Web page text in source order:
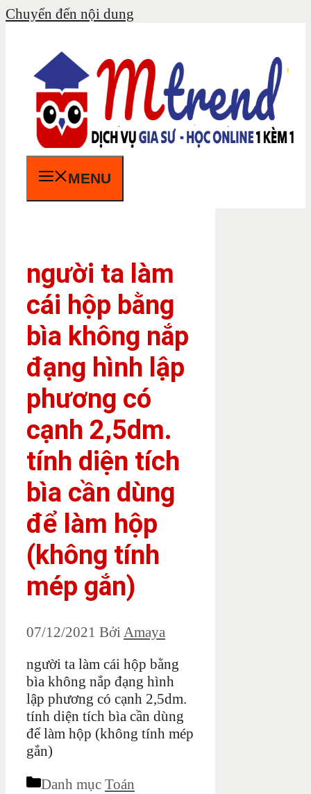
Chuyển đến nội dung
MENU
người ta làm
cái hộp bằng
bìa không nắp
đạng hình lập
phương có
cạnh 2,5dm.
tính diện tích
bìa cần dùng
để làm hộp
(không tính
mép gắn)
07/12/2021 BởiAmaya
người ta làm cái hộp bằng
bìa không nắp đạng hình
lập phương có cạnh 2,5dm.
tính diện tích bìa cần dùng
để làm hộp (không tính mép
gắn)
Danh mục Toán